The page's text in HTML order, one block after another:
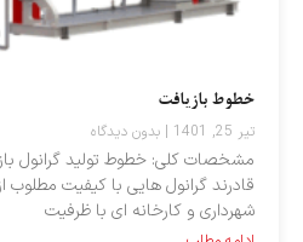
خطوط بازیافت
تیر 25, 1401 بدون دیدگاه
مشخصات کلی: خطوط تولید گرانول
قادرند گرانول هایی با کیفیت مطلوب
شهرداری و کارخانه ای با ظرفیت